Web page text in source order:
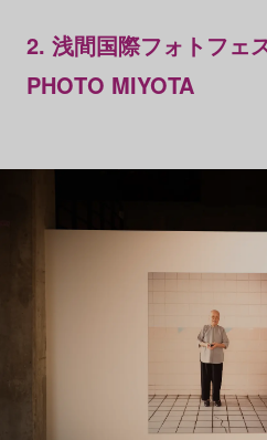
2. 浅間国際フォトフェ
PHOTO MIYOTA